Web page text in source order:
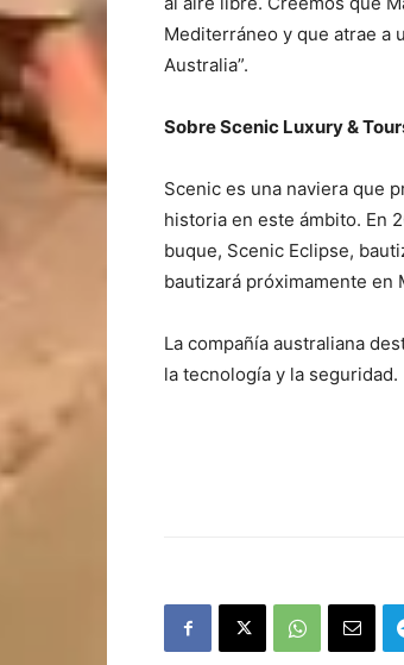
Mediterráneo y que atrae a
Australia”.
Sobre Scenic Luxury &
Scenic es una naviera que
historia en este ámbito. En
buque, Scenic Eclipse,
bautizará próximamente en
La compañía australiana
la tecnología y la seguridad.